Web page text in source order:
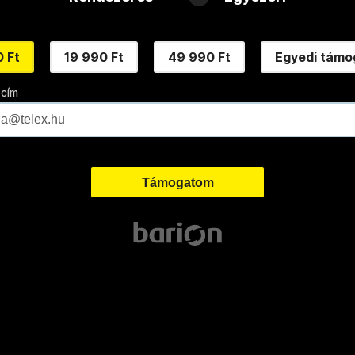
Ft 19 990 Ft 49 990 Ft Egyedi